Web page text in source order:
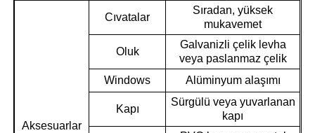
Çelik yapı binası
Çelik yapı deposu
Aksesuarlar
Cıvatalar
Sıradan, yüksek
mukavemet
Oluk
Galvanizli çelik levha
veya paslanmaz çelik
Windows
Alüminyum alaşımı
Kapı
Sürgülü veya yuvarlanan
kapı